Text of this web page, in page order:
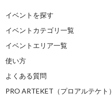
イベントを探す
イベントカテゴリ一覧
イベントエリア一覧
使い方
よくある質問
PRO ARTEKET（プロアルテケト）